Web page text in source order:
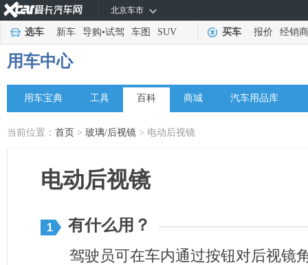
北京车市
选车 新车 导购•试驾 车图 SUV 买车 报价 经销商
用车中心
用车宝典 工具 百科 商城 汽车用品库
当前位置： 首页 > 玻璃/后视镜 > 电动后视镜
电动后视镜
1 有什么用？
驾驶员可在车内通过按钮对后视镜